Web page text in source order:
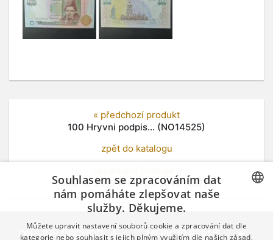
« předchozí produkt
100 Hryvni podpis... (NO14525)
zpět do katalogu
100 Kč 2019 s. M 11 s... (NO14527)
ON-LINE OBCHOD MERKUR REVUE GERMAN
Souhlasem se zpracováním dat
nám pomáháte zlepšovat naše
služby. Děkujeme.
Můžete upravit nastavení souborů cookie a zpracování dat dle
kategorie nebo souhlasit s jejich plným využitím dle našich zásad,